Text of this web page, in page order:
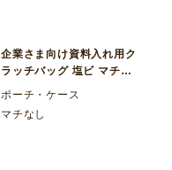
企業さま向け資料入れ用ク
ラッチバッグ 塩ビ マチな
しケース
ポーチ・ケース
マチなし